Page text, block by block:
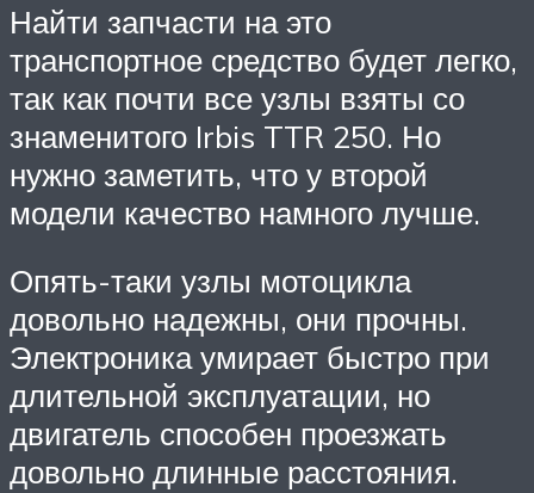
Найти запчасти на это
транспортное средство будет легко,
так как почти все узлы взяты со
знаменитого Irbis TTR 250. Но
нужно заметить, что у второй
модели качество намного лучше.
Опять-таки узлы мотоцикла
довольно надежны, они прочны.
Электроника умирает быстро при
длительной эксплуатации, но
двигатель способен проезжать
довольно длинные расстояния.